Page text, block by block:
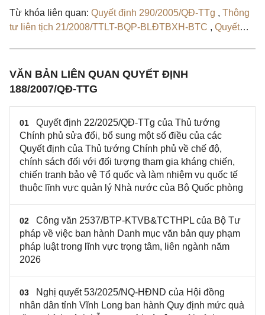
Từ khóa liên quan: Quyết định 290/2005/QĐ-TTg , Thông
tư liên tịch 21/2008/TTLT-BQP-BLĐTBXH-BTC , Quyết
VĂN BẢN LIÊN QUAN QUYẾT ĐỊNH
188/2007/QĐ-TTG
01
Quyết định 22/2025/QĐ-TTg của Thủ tướng
Chính phủ sửa đổi, bổ sung một số điều của các
Quyết định của Thủ tướng Chính phủ về chế độ,
chính sách đối với đối tượng tham gia kháng chiến,
chiến tranh bảo vệ Tổ quốc và làm nhiệm vụ quốc tế
thuộc lĩnh vực quản lý Nhà nước của Bộ Quốc phòng
02
Công văn 2537/BTP-KTVB&TCTHPL của Bộ Tư
pháp về việc ban hành Danh mục văn bản quy phạm
pháp luật trong lĩnh vực trọng tâm, liên ngành năm
2026
03
Nghị quyết 53/2025/NQ-HĐND của Hội đồng
nhân dân tỉnh Vĩnh Long ban hành Quy định mức quà